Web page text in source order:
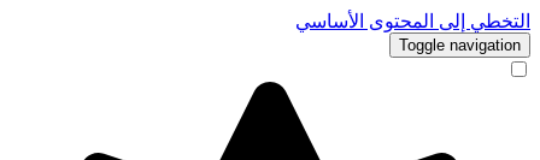
التخطي إلى المحتوى الأساسي
Toggle navigation